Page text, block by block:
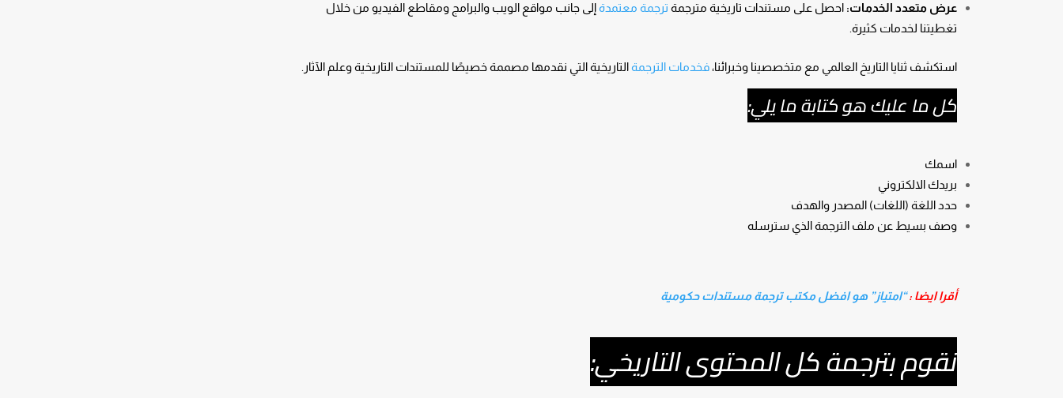
عرض متعدد الخدمات: احصل على مستندات تاريخية مترجمة ترجمة معتمدةإلى جانب مواقع الويب والبرامج ومقاطع الفيديو من خلال
تغطيتنا لخدمات كثيرة.
استكشف ثنايا التاريخ العالمي مع متخصصينا وخبرائنا،فخدمات الترجمةالتاريخية التي نقدمها مصممة خصيصًا للمستندات التاريخية وعلم الآثار.
كل ما عليك هو كتابة ما يلي:
اسمك
بريدك الالكتروني
حدد اللغة (اللغات) المصدر والهدف
وصف بسيط عن ملف الترجمة الذي سترسله
أقرا ايضا :“امتياز” هو افضل مكتب ترجمة مستندات حكومية
نقوم بترجمة كل المحتوى التاريخي: